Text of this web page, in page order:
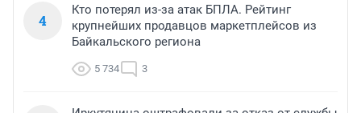
4
Кто потерял из-за атак БПЛА. Рейтинг
крупнейших продавцов маркетплейсов из
Байкальского региона
5 734 3